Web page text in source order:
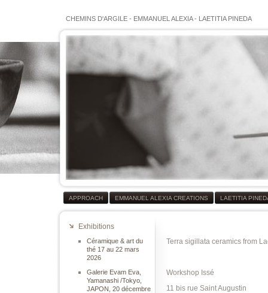
CHEMINS D'ARGILE - EMMANUEL ALEXIA- LAETITIA PINEDA
APPROACH EMMANUEL ALEXIA CREATIONS LAETITIA
Exhibitions
Céramique & art du
thé 17 au 22 mars
2026
Galerie Evam Eva,
Yamanashi /Tokyo,
JAPON, 20 décembre
Terra sigillata ceramics from
Workshop Issé
11 bis rue Saint Augustin